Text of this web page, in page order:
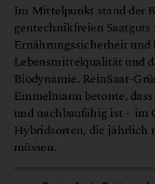
Im Mittelpunkt stand der
gentechnikfreien
Ernährungssicherheit und
Lebensmittelqualität und
Biodynamie. ReinSaat-
Emmelmann betonte,
und nachbaufähig ist – im
Hybridsorten, die jährlich
müssen.